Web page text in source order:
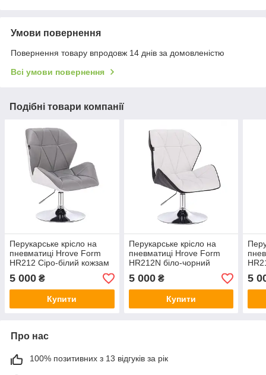
Умови повернення
Повернення товару впродовж 14 днів за домовленістю
Всі умови повернення
Подібні товари компанії
Перукарське крісло на
пневматиці Hrove Form
HR212 Сіро-білий кожзам
основа хром
5 000 ₴
Купити
Перукарське крісло на
пневматиці Hrove Form
HR212N біло-чорний
кожзам основа хром
5 000₴
Купити
5
Про нас
100% позитивних з 13 відгуків за рік